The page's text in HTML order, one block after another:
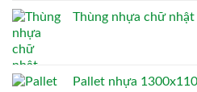
Thùng nhựa chữ
Pallet nhựa